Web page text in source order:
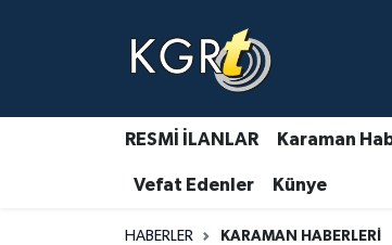
RESMİ İLANLAR Karaman
Vefat Edenler Künye
HABERLER KARAMAN HABERLERI
Karaman Haberleri
Gündem Haberleri
Güncel Haberler